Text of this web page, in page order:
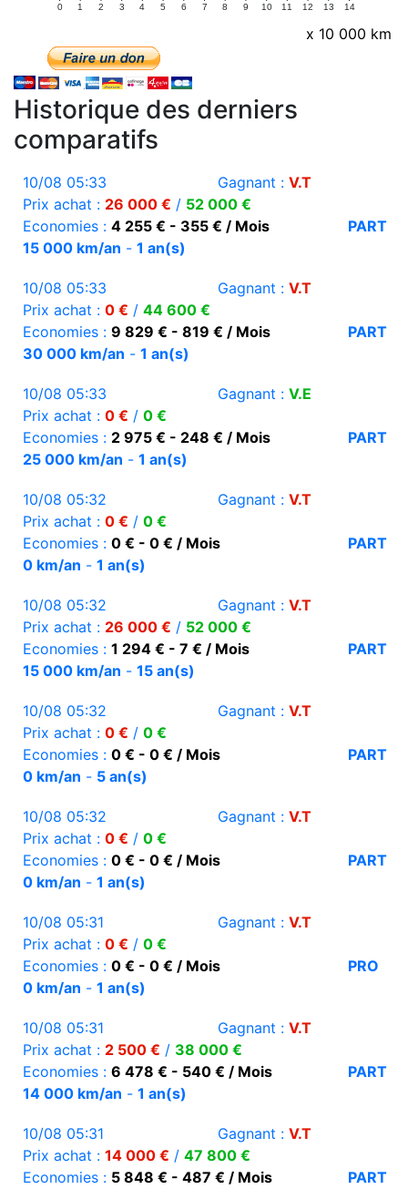
0 1 2 3 4 5 6 7 8 9 10 11 12 13 14
x 10 000 km
Historique des derniers
comparatifs
10/08 05:33 Gagnant : V.T
Prix achat : 26 000 € / 52 000 €
Economies : 4 255 € - 355 € / Mois
PART
15 000 km/an - 1 an(s)
10/08 05:33 Gagnant : V.T
Prix achat : 0 € / 44 600 €
Economies : 9 829 € - 819 € / Mois
PART
30 000 km/an - 1 an(s)
10/08 05:33 Gagnant : V.E
Prix achat : 0 € / 0 €
Economies : 2 975 € - 248 € / Mois
PART
25 000 km/an - 1 an(s)
10/08 05:32 Gagnant : V.T
Prix achat : 0 € / 0 €
Economies : 0 € - 0 € / Mois
PART
0 km/an - 1 an(s)
10/08 05:32 Gagnant : V.T
Prix achat : 26 000 € / 52 000 €
Economies : 1 294 € - 7 € / Mois
PART
15 000 km/an - 15 an(s)
10/08 05:32 Gagnant : V.T
Prix achat : 0 € / 0 €
Economies : 0 € - 0 € / Mois
PART
0 km/an - 5 an(s)
10/08 05:32 Gagnant : V.T
Prix achat : 0 € / 0 €
Economies : 0 € - 0 € / Mois
PART
0 km/an - 1 an(s)
10/08 05:31 Gagnant : V.T
Prix achat : 0 € / 0 €
Economies : 0 € - 0 € / Mois
PRO
0 km/an - 1 an(s)
10/08 05:31 Gagnant : V.T
Prix achat : 2 500 € / 38 000 €
Economies : 6 478 € - 540 € / Mois
PART
14 000 km/an - 1 an(s)
10/08 05:31 Gagnant : V.T
Prix achat : 14 000 € / 47 800 €
Economies : 5 848 € - 487 € / Mois
PART